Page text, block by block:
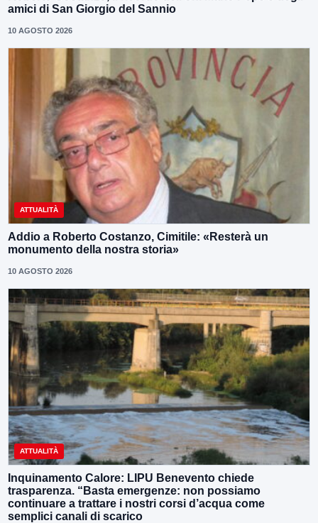
amici di San Giorgio del Sannio
10 AGOSTO 2026
ATTUALITÀ
Addio a Roberto Costanzo, Cimitile: «Resterà un
monumento della nostra storia»
10 AGOSTO 2026
ATTUALITÀ
Inquinamento Calore: LIPU Benevento chiede
trasparenza. “Basta emergenze: non possiamo
continuare a trattare i nostri corsi d’acqua come
semplici canali di scarico